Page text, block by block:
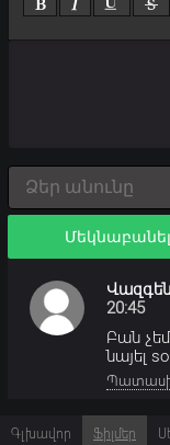
Մեկնաբանել
20:45
Բան
նայել
Գլխավոր Ֆիլմեր